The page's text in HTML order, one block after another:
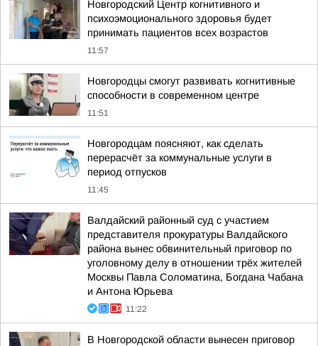
Новгородский Центр когнитивного и
психоэмоционального здоровья будет
принимать пациентов всех возрастов
11:57
Новгородцы смогут развивать когнитивные
способности в современном центре
11:51
Новгородцам поясняют, как сделать
перерасчёт за коммунальные услуги в
период отпусков
11:45
Валдайский районный суд с участием
представителя прокуратуры Валдайского
района вынес обвинительный приговор по
уголовному делу в отношении трёх жителей
Москвы Павла Соломатина, Богдана Чабана
и Антона Юрьева
11:22
В Новгородской области вынесен приговор